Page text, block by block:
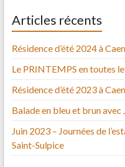
Articles récents
Résidence d’été 2024 à
Le PRINTEMPS en toutes
Résidence d’été 2023 à
Balade en bleu et brun avec
Juin 2023 – Journées de
Saint-Sulpice